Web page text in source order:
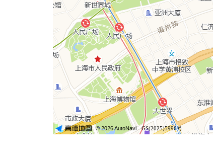
© 2026 AutoNavi- GS(2025)5996号